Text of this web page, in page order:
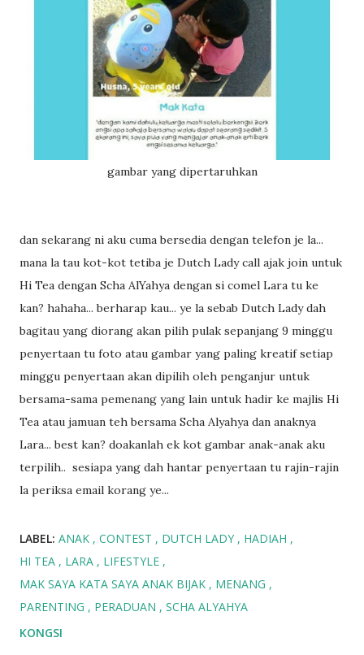
gambar yang dipertaruhkan
dan sekarang ni aku cuma bersedia dengan telefon je la...
mana la tau kot-kot tetiba je Dutch Lady call ajak join untuk
Hi Tea dengan Scha AlYahya dengan si comel Lara tu ke
kan? hahaha... berharap kau... ye la sebab Dutch Lady dah
bagitau yang diorang akan pilih pulak sepanjang 9 minggu
penyertaan tu foto atau gambar yang paling kreatif setiap
minggu penyertaan akan dipilih oleh penganjur untuk
bersama-sama pemenang yang lain untuk hadir ke majlis Hi
Tea atau jamuan teh bersama Scha Alyahya dan anaknya
Lara... best kan? doakanlah ek kot gambar anak-anak aku
terpilih.. sesiapa yang dah hantar penyertaan tu rajin-rajin
la periksa email korang ye...
LABEL: ANAK CONTEST DUTCH LADY
HADIAH
HI TEA
LARA
LIFESTYLE
MAK SAYA KATA SAYA ANAK BIJAK
MENANG
PARENTING
PERADUAN
SCHA ALYAHYA
KONGSI